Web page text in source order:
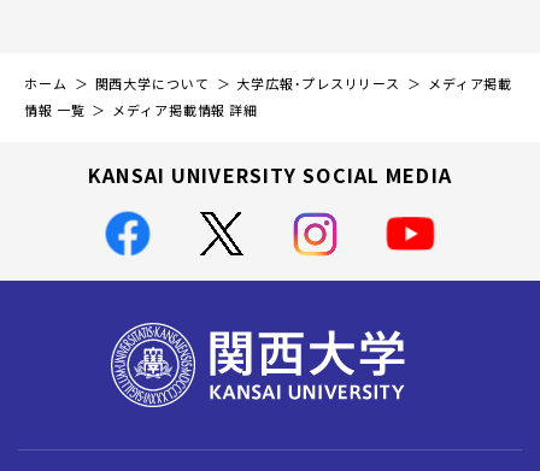
ホーム 関西大学について 大学広報・プレスリリース
メディア掲載
情報 一覧
メディア掲載情報 詳細
KANSAI UNIVERSITY SOCIAL MEDIA